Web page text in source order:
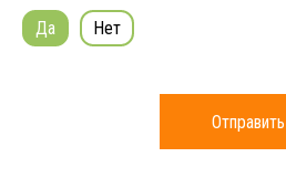
Да
Нет
Отправить